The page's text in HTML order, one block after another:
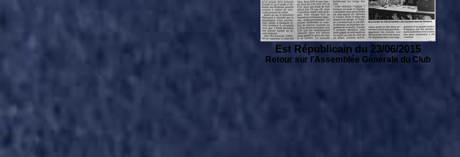
Est Républicain du 23/06/2015
Retour sur l'Assemblée Générale du Club